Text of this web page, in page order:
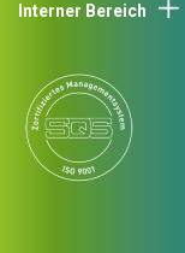
Interner Bereich